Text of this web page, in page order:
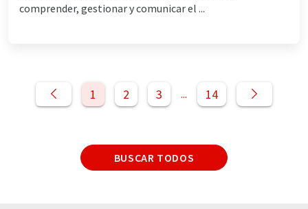
comprender, gestionar y comunicar el ...
1 2 3 ... 14
BUSCAR TODOS